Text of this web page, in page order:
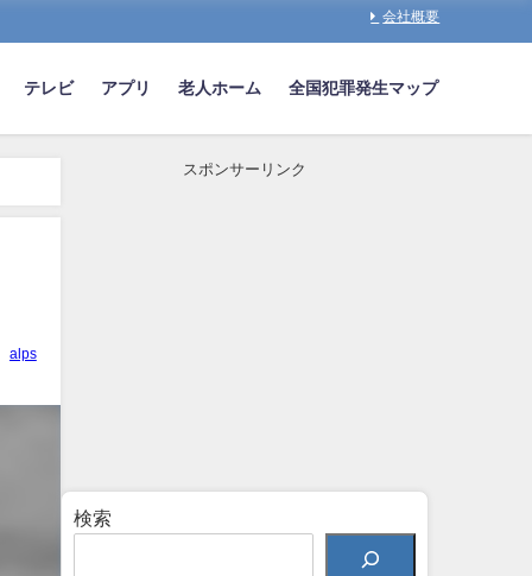
会社概要
テレビ アプリ 老人ホーム 全国犯罪発生マップ
alps
スポンサーリンク
検索